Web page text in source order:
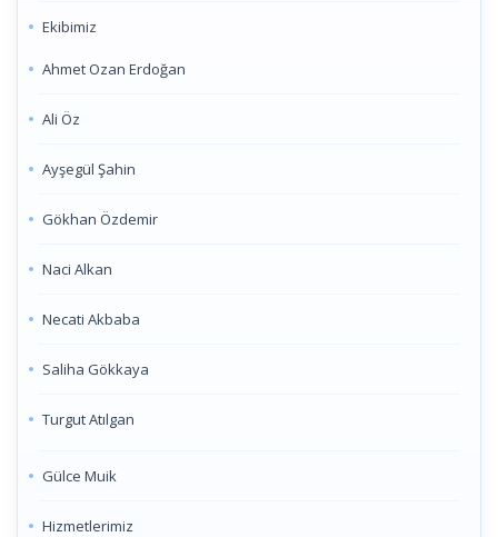
Ekibimiz
Ahmet Ozan Erdoğan
Ali Öz
Ayşegül Şahin
Gökhan Özdemir
Naci Alkan
Necati Akbaba
Saliha Gökkaya
Turgut Atılgan
Gülce Muik
Hizmetlerimiz